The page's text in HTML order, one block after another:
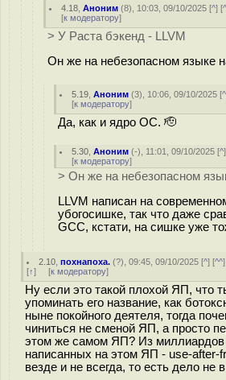
4.18 ,Аноним (8), 10:03, 09/10/2025 [^] [
[к модератору]
> У Раста бэкенд - LLVM
Он же на небезопасном языке
5.19 ,Аноним (3), 10:06, 09/10/2025 [^
[к модератору]
Да, как и ядро ОС. 🫡
5.30 ,Аноним (-), 11:01, 09/10/2025 [^
[к модератору]
> Он же на небезопасном
LLVM написан на
убогосишке, так что даже
GCC, кстати, на сишке уже
2.10 ,похнапоха. (?), 09:45, 09/10/2025 [^] [^^
[↑] [к модератору]
Ну если это такой плохой ЯП, что
упоминать его название, как
ныне покойного деятеля, тогда
чиниться не сменой ЯП, а просто
этом же самом ЯП? Из миллиардов
написанных на этом ЯП - use-after-
везде и не всегда, то есть дело